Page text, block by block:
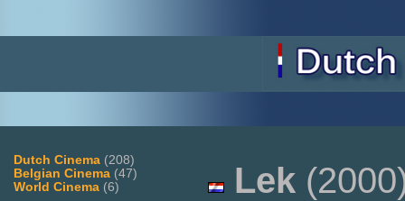
Dutch Cinema (208)
Belgian Cinema (47)
World Cinema (6) Lek